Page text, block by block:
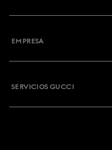
EMPRESA
SERVICIOS GUCCI